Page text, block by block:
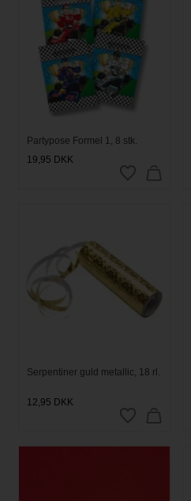
Partypose Formel 1, 8 stk.
19,95 DKK
Serpentiner guld metallic, 18 rl.
12,95 DKK